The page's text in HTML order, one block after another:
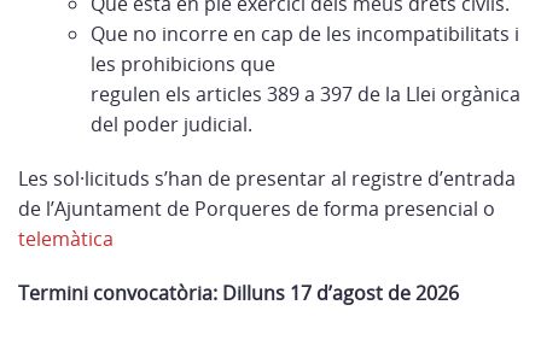
Que no incorre en cap de les incompatibilitats i
les prohibicions que
regulen els articles 389 a 397 de la Llei orgànica
del poder judicial.
Les sol·licituds s’han de presentar al registre d’entrada
de l’Ajuntament de Porqueres de forma presencial o
telemàtica
Termini convocatòria: Dilluns 17 d’agost de 2026